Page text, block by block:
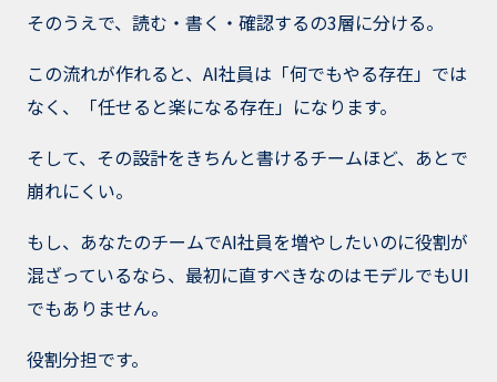
そのうえで、読む・書く・確認するの3層に分ける。
この流れが作れると、AI社員は「何でもやる存在」では
なく、「任せると楽になる存在」になります。
そして、その設計をきちんと書けるチームほど、あとで
崩れにくい。
もし、あなたのチームでAI社員を増やしたいのに役割が
混ざっているなら、最初に直すべきなのはモデルでもUI
でもありません。
役割分担です。